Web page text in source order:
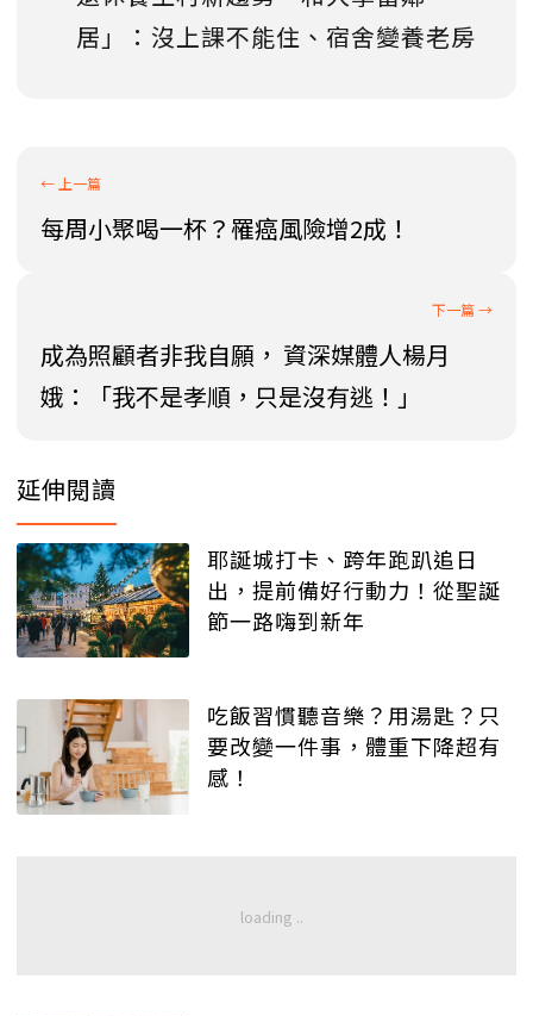
居」：沒上課不能住、宿舍變養老房
每周小聚喝一杯？罹癌風險增2成！
成為照顧者非我自願， 資深媒體人楊月
娥：「我不是孝順，只是沒有逃！」
延伸閱讀
耶誕城打卡、跨年跑趴追日
出，提前備好行動力！從聖誕
節一路嗨到新年
吃飯習慣聽音樂？用湯匙？只
要改變一件事，體重下降超有
感！